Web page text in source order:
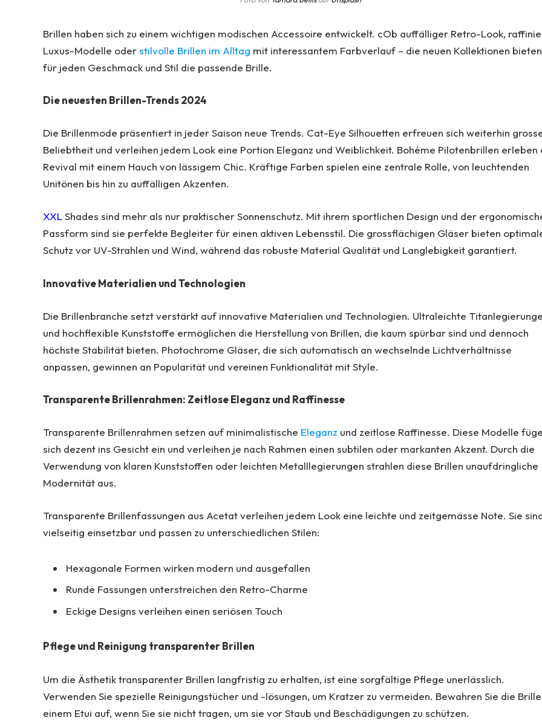
Brillen haben sich zu einem wichtigen modischen Accessoire entwickelt. cOb auffälliger Retro-Look,
Luxus-Modelle oderstilvolle Brillen im Alltag mit interessantem Farbverlauf – die neuen Kollektionen bieten
für jeden Geschmack und Stil die passende Brille.
Die neuesten Brillen-Trends 2024
Die Brillenmode präsentiert in jeder Saison neue Trends. Cat-Eye Silhouetten erfreuen sich weiterhin
Beliebtheit und verleihen jedem Look eine Portion Eleganz und Weiblichkeit. Bohéme Pilotenbrillen erleben
Revival mit einem Hauch von lässigem Chic. Kräftige Farben spielen eine zentrale Rolle, von leuchtenden
Unitönen bis hin zu auffälligen Akzenten.
XXL Shades sind mehr als nur praktischer Sonnenschutz. Mit ihrem sportlichen Design und der
Passform sind sie perfekte Begleiter für einen aktiven Lebensstil. Die grossflächigen Gläser bieten
Schutz vor UV-Strahlen und Wind, während das robuste Material Qualität und Langlebigkeit garantiert.
Innovative Materialien und Technologien
Die Brillenbranche setzt verstärkt auf innovative Materialien und Technologien. Ultraleichte
und hochflexible Kunststoffe ermöglichen die Herstellung von Brillen, die kaum spürbar sind und dennoch
höchste Stabilität bieten. Photochrome Gläser, die sich automatisch an wechselnde Lichtverhältnisse
anpassen, gewinnen an Popularität und vereinen Funktionalität mit Style.
Transparente Brillenrahmen: Zeitlose Eleganz und Raffinesse
Transparente Brillenrahmen setzen auf minimalistische Eleganz und zeitlose Raffinesse. Diese Modelle
sich dezent ins Gesicht ein und verleihen je nach Rahmen einen subtilen oder markanten Akzent. Durch die
Verwendung von klaren Kunststoffen oder leichten Metalllegierungen strahlen diese Brillen unaufdringliche
Modernität aus.
Transparente Brillenfassungen aus Acetat verleihen jedem Look eine leichte und zeitgemässe Note. Sie
vielseitig einsetzbar und passen zu unterschiedlichen Stilen:
Hexagonale Formen wirken modern und ausgefallen
Runde Fassungen unterstreichen den Retro-Charme
Eckige Designs verleihen einen seriösen Touch
Pflege und Reinigung transparenter Brillen
Um die Ästhetik transparenter Brillen langfristig zu erhalten, ist eine sorgfältige Pflege unerlässlich.
Verwenden Sie spezielle Reinigungstücher und -lösungen, um Kratzer zu vermeiden. Bewahren Sie die
einem Etui auf, wenn Sie sie nicht tragen, um sie vor Staub und Beschädigungen zu schützen.